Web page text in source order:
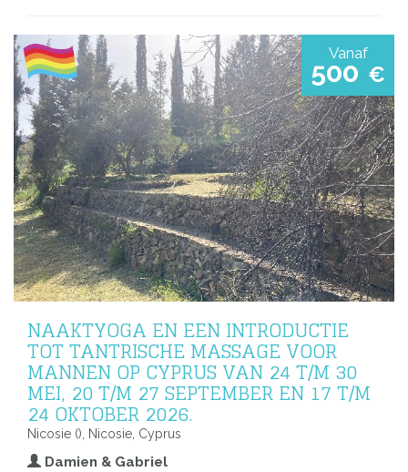
Vanaf
500 €
NAAKTYOGA EN EEN INTRODUCTIE
TOT TANTRISCHE MASSAGE VOOR
MANNEN OP CYPRUS VAN 24 T/M 30
MEI, 20 T/M 27 SEPTEMBER EN 17 T/M
24 OKTOBER 2026.
Nicosie (), Nicosie, Cyprus
Damien & Gabriel